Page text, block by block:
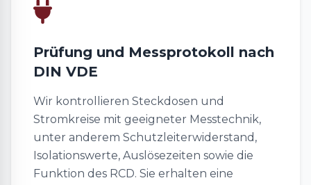
Prüfung und Messprotokoll nach
DIN VDE
Wir kontrollieren Steckdosen und
Stromkreise mit geeigneter Messtechnik,
unter anderem Schutzleiterwiderstand,
Isolationswerte, Auslösezeiten sowie die
Funktion des RCD. Sie erhalten eine